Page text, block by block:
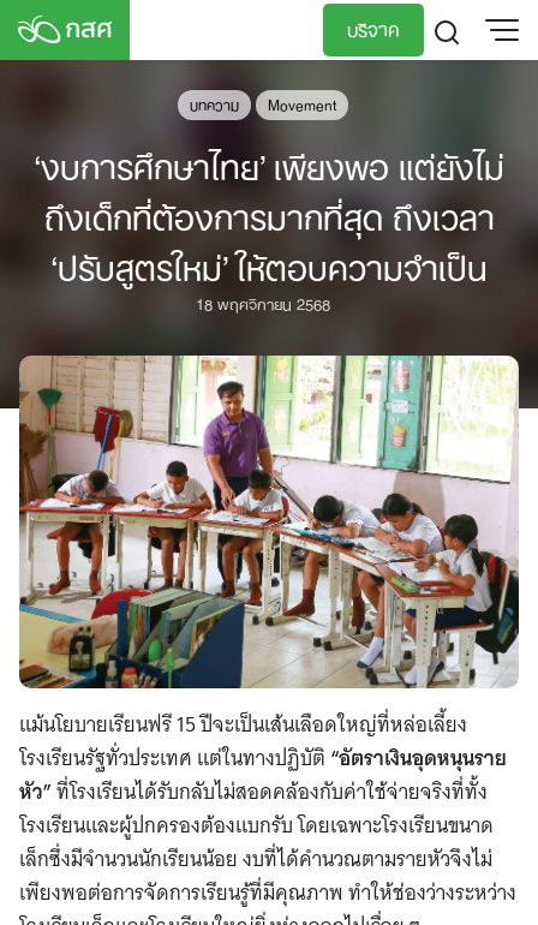
Skip
บริจาค
บทความ Movement
‘งบการศึกษาไทย’ เพียงพอ แต่ยังไม่
ถึงเด็กที่ต้องการมากที่สุด ถึงเวลา
‘ปรับสูตรใหม่’ ให้ตอบความจำเป็น
18 พฤศจิกายน 2568
แม้นโยบายเรียนฟรี 15 ปีจะเป็นเส้นเลือดใหญ่ที่หล่อเลี้ยง
โรงเรียนรัฐทั่วประเทศ แต่ในทางปฏิบัติ “อัตราเงินอุดหนุนราย
หัว”ที่โรงเรียนได้รับกลับไม่สอดคล้องกับค่าใช้จ่ายจริงที่ทั้ง
โรงเรียนและผู้ปกครองต้องแบกรับ โดยเฉพาะโรงเรียนขนาด
เล็กซึ่งมีจำนวนนักเรียนน้อย งบที่ได้คำนวณตามรายหัวจึงไม่
เพียงพอต่อการจัดการเรียนรู้ที่มีคุณภาพ ทำให้ช่องว่างระหว่าง